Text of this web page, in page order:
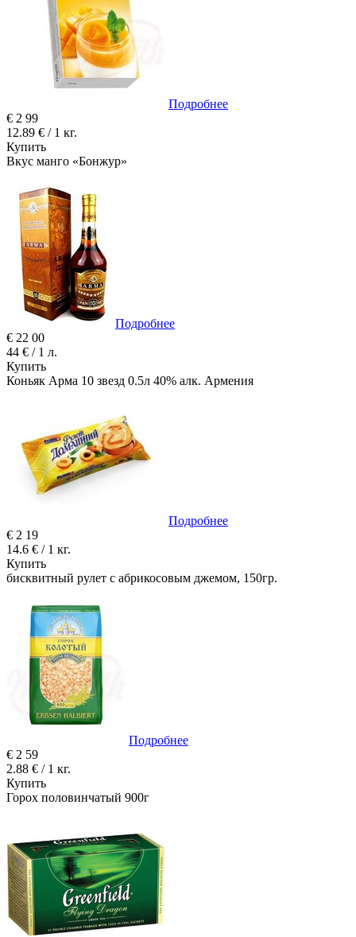
Подробнее
€ 2 99
12.89 € / 1 кг.
Купить
Вкус манго «Бонжур»
Подробнее
€ 22 00
44 € / 1 л.
Купить
Коньяк Арма 10 звезд 0.5л 40% алк. Армения
Подробнее
€ 2 19
14.6 € / 1 кг.
Купить
бисквитный рулет с абрикосовым джемом, 150гр.
Подробнее
€ 2 59
2.88 € / 1 кг.
Купить
Горох половинчатый 900г